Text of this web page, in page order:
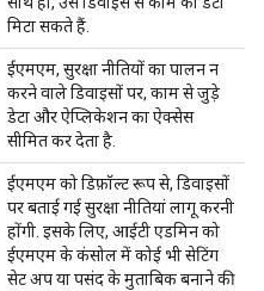
मिटा सकते हैं.
ईएमएम, सुरक्षा नीतियों का पालन न
करने वाले डिवाइसों पर, काम से जुड़े
डेटा और ऐप्लिकेशन का ऐक्सेस
सीमित कर देता है.
ईएमएम को डिफ़ॉल्ट रूप से, डिवाइसों
पर बताई गई सुरक्षा नीतियां लागू करनी
होंगी. इसके लिए, आईटी एडमिन को
ईएमएम के कंसोल में कोई भी सेटिंग
सेट अप या पसंद के मुताबिक बनाने की